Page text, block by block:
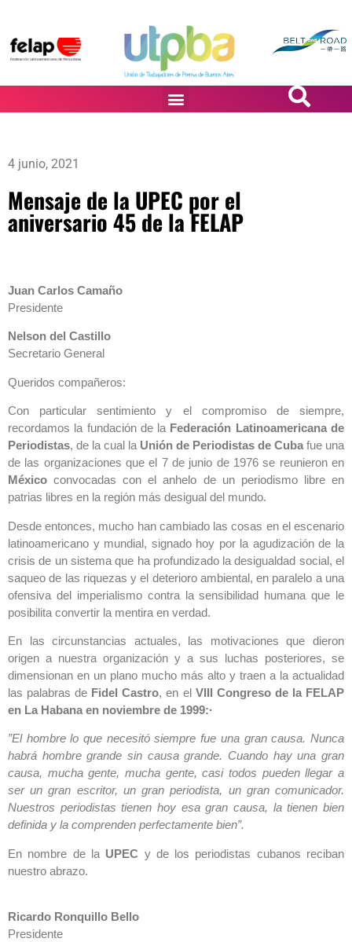
4 junio, 2021
Mensaje de la UPEC por el
aniversario 45 de la FELAP
Juan Carlos Camaño
Presidente
Nelson del Castillo
Secretario General
Queridos compañeros:
Con particular sentimiento y el compromiso de siempre,
recordamos la fundación de la Federación Latinoamericana de
Periodistas, de la cual la Unión de Periodistas de Cuba fue una
de las organizaciones que el 7 de junio de 1976 se reunieron en
México convocadas con el anhelo de un periodismo libre en
patrias libres en la región más desigual del mundo.
Desde entonces, mucho han cambiado las cosas en el escenario
latinoamericano y mundial, signado hoy por la agudización de la
crisis de un sistema que ha profundizado la desigualdad social, el
saqueo de las riquezas y el deterioro ambiental, en paralelo a una
ofensiva del imperialismo contra la sensibilidad humana que le
posibilita convertir la mentira en verdad.
En las circunstancias actuales, las motivaciones que dieron
origen a nuestra organización y a sus luchas posteriores, se
dimensionan en un plano mucho más alto y traen a la actualidad
las palabras de Fidel Castro, en el VIII Congreso de la FELAP
en La Habana en noviembre de 1999:·
”El hombre lo que necesitó siempre fue una gran causa. Nunca
habrá hombre grande sin causa grande. Cuando hay una gran
causa, mucha gente, mucha gente, casi todos pueden llegar a
ser un gran escritor, un gran periodista, un gran comunicador.
Nuestros periodistas tienen hoy esa gran causa, la tienen bien
definida y la comprenden perfectamente bien”.
En nombre de la UPEC y de los periodistas cubanos reciban
nuestro abrazo.
Ricardo Ronquillo Bello
Presidente